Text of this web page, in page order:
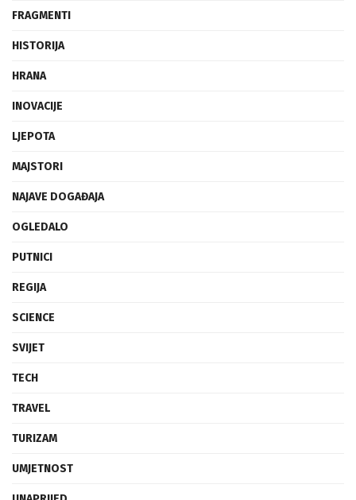
FRAGMENTI
HISTORIJA
HRANA
INOVACIJE
LJEPOTA
MAJSTORI
NAJAVE DOGAĐAJA
OGLEDALO
PUTNICI
REGIJA
SCIENCE
SVIJET
TECH
TRAVEL
TURIZAM
UMJETNOST